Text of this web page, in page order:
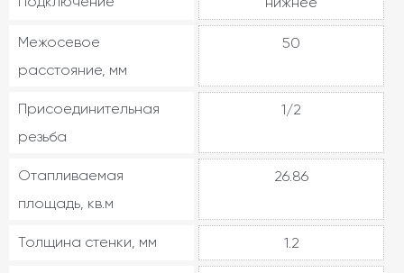
Межосевое
расстояние, мм
50
Присоединительная
резьба
1/2
Отапливаемая
площадь, кв.м
26.86
Толщина стенки, мм 1.2